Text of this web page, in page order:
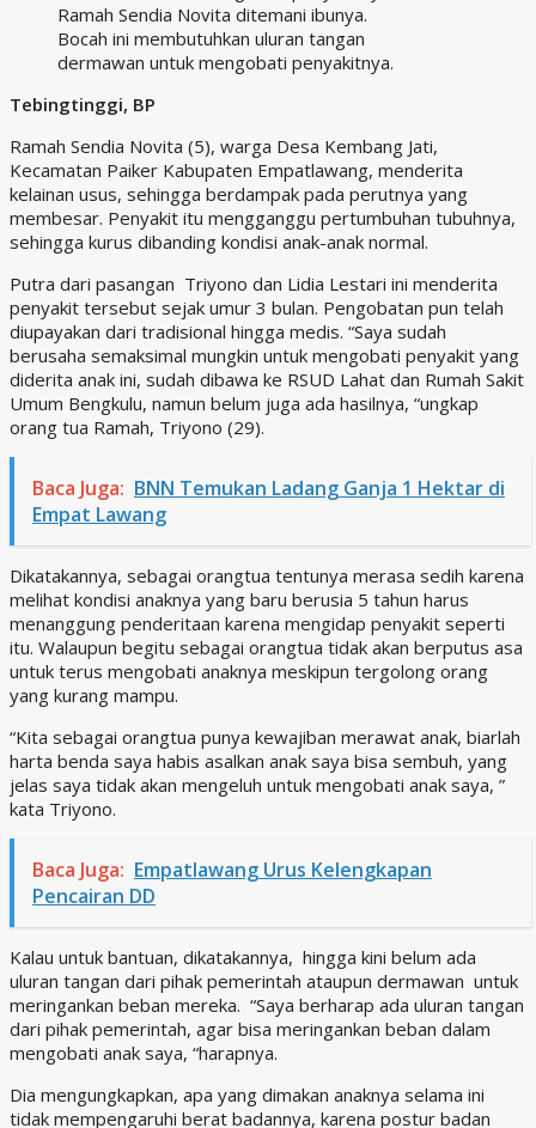
Ramah Sendia Novita ditemani ibunya.
Bocah ini membutuhkan uluran tangan
dermawan untuk mengobati penyakitnya.
Tebingtinggi, BP
Ramah Sendia Novita (5), warga Desa Kembang Jati,
Kecamatan Paiker Kabupaten Empatlawang, menderita
kelainan usus, sehingga berdampak pada perutnya yang
membesar. Penyakit itu mengganggu pertumbuhan tubuhnya,
sehingga kurus dibanding kondisi anak-anak normal.
Putra dari pasangan Triyono dan Lidia Lestari ini menderita
penyakit tersebut sejak umur 3 bulan. Pengobatan pun telah
diupayakan dari tradisional hingga medis. “Saya sudah
berusaha semaksimal mungkin untuk mengobati penyakit yang
diderita anak ini, sudah dibawa ke RSUD Lahat dan Rumah Sakit
Umum Bengkulu, namun belum juga ada hasilnya, “ungkap
orang tua Ramah, Triyono (29).
Baca Juga: BNN Temukan Ladang Ganja 1 Hektar di
Empat Lawang
Dikatakannya, sebagai orangtua tentunya merasa sedih karena
melihat kondisi anaknya yang baru berusia 5 tahun harus
menanggung penderitaan karena mengidap penyakit seperti
itu. Walaupun begitu sebagai orangtua tidak akan berputus asa
untuk terus mengobati anaknya meskipun tergolong orang
yang kurang mampu.
“Kita sebagai orangtua punya kewajiban merawat anak, biarlah
harta benda saya habis asalkan anak saya bisa sembuh, yang
jelas saya tidak akan mengeluh untuk mengobati anak saya, ”
kata Triyono.
Baca Juga: Empatlawang Urus Kelengkapan
Pencairan DD
Kalau untuk bantuan, dikatakannya, hingga kini belum ada
uluran tangan dari pihak pemerintah ataupun dermawan untuk
meringankan beban mereka. “Saya berharap ada uluran tangan
dari pihak pemerintah, agar bisa meringankan beban dalam
mengobati anak saya, “harapnya.
Dia mengungkapkan, apa yang dimakan anaknya selama ini
tidak mempengaruhi berat badannya, karena postur badan